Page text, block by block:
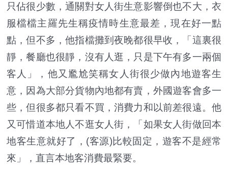
只佔很少數，通關對女人街生意影響倒也不大，衣
服檔檔主羅先生稱疫情時生意最差，現在好一點
點，但不多，他指檔攤到夜晚都很早收，「這裏很
靜，餐廳也很靜，沒有人逛，只是下午有多一兩個
客人」，他又尷尬笑稱女人街很少做內地遊客生
意，因為大部分貨物內地都有賣，外國遊客會多一
些，但很多都只看不買，消費力和以前差很遠。他
又可惜道本地人不逛女人街，「如果女人街做回本
地客生意就好了，(客源)比較固定，遊客不是經常
來」，直言本地客消費最緊要。